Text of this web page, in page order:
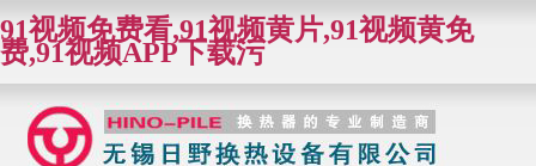
91视频免费看,91视频黄片,91视频黄免
费,91视频APP下载污